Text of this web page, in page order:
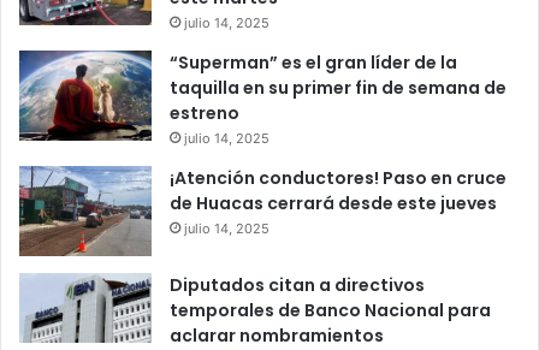
julio 14, 2025
“Superman” es el gran líder de la
taquilla en su primer fin de semana de
estreno
julio 14, 2025
¡Atención conductores! Paso en cruce
de Huacas cerrará desde este jueves
julio 14, 2025
Diputados citan a directivos
temporales de Banco Nacional para
aclarar nombramientos